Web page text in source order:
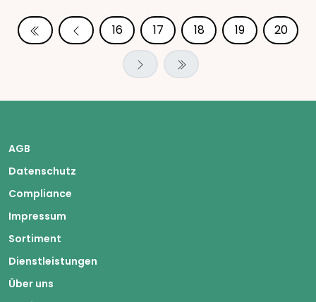
16 17 18 19 20
AGB
Datenschutz
Compliance
Impressum
Sortiment
Dienstleistungen
Über uns